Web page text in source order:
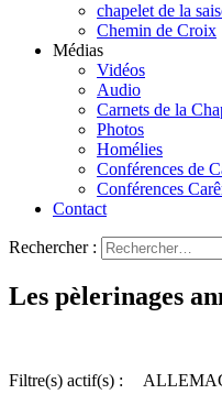
chapelet de la
Chemin de Croix
Médias
Vidéos
Audio
Carnets de la
Photos
Homélies
Conférences de
Conférences
Contact
Rechercher :
Les pèlerinages
Filtre(s) actif(s) :